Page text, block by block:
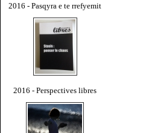
2016 - Pasqyra e te rrefyemit
2016 - Perspectives libres